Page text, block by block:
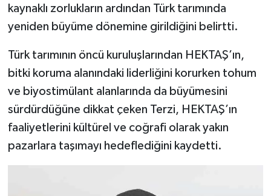
kaynaklı zorlukların ardından Türk tarımında
yeniden büyüme dönemine girildiğini belirtti.
Türk tarımının öncü kuruluşlarından HEKTAŞ’ın,
bitki koruma alanındaki liderliğini korurken tohum
ve biyostimülant alanlarında da büyümesini
sürdürdüğüne dikkat çeken Terzi, HEKTAŞ’ın
faaliyetlerini kültürel ve coğrafi olarak yakın
pazarlara taşımayı hedeflediğini kaydetti.